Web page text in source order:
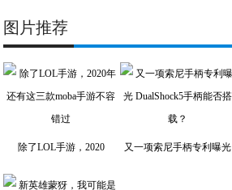
图片推荐
除了LOL手游，2020 又一项索尼手柄专利曝光